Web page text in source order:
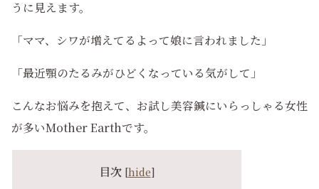
うに見えます。
「ママ、シワが増えてるよって娘に言われました」
「最近顎のたるみがひどくなっている気がして」
こんなお悩みを抱えて、お試し美容鍼にいらっしゃる女性
が多いMother Earthです。
目次 [hide]